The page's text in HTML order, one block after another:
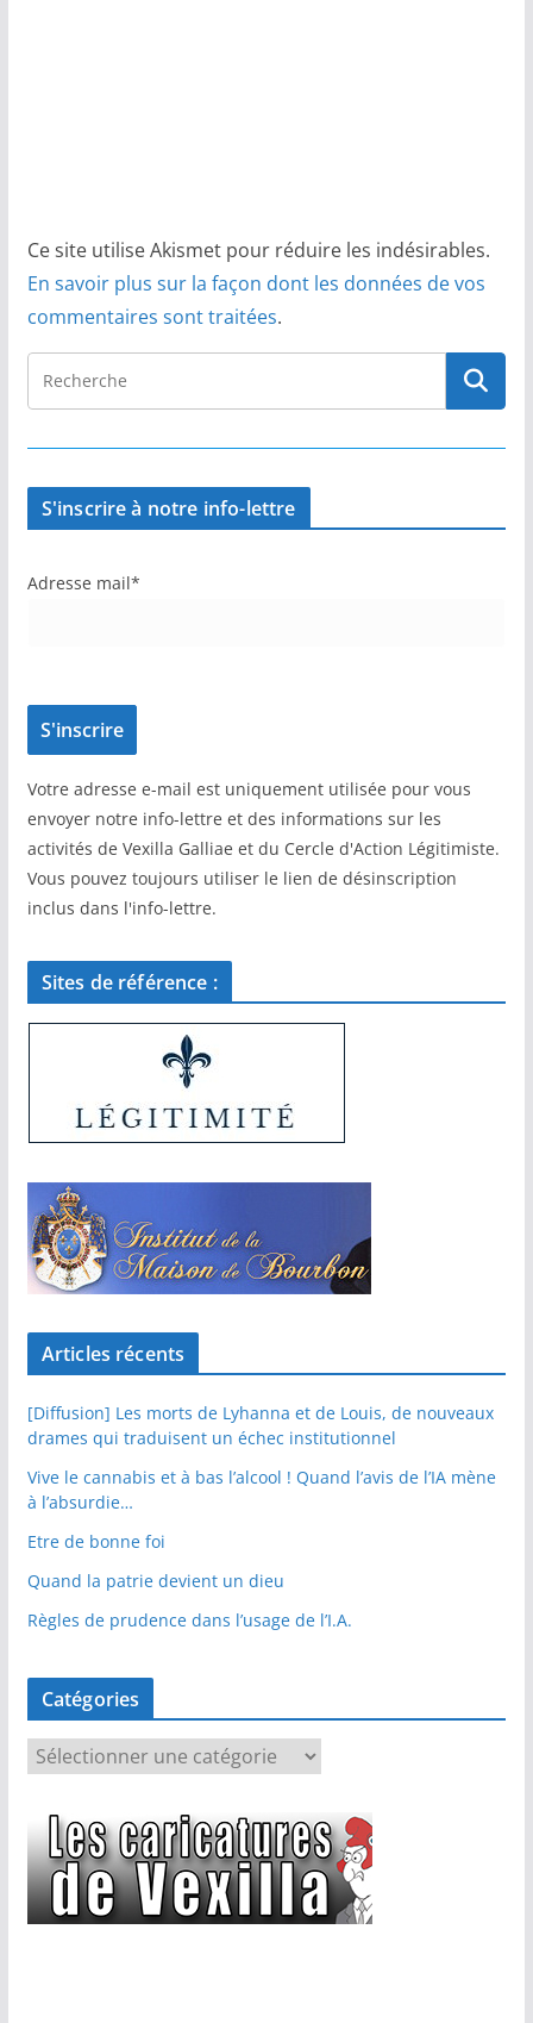
Ce site utilise Akismet pour réduire les indésirables.
En savoir plus sur la façon dont les données de vos
commentaires sont traitées.
S'inscrire à notre info-lettre
Adresse mail*
Votre adresse e-mail est uniquement utilisée pour vous
envoyer notre info-lettre et des informations sur les
activités de Vexilla Galliae et du Cercle d'Action Légitimiste.
Vous pouvez toujours utiliser le lien de désinscription
inclus dans l'info-lettre.
Sites de référence :
Articles récents
[Diffusion] Les morts de Lyhanna et de Louis, de nouveaux
drames qui traduisent un échec institutionnel
Vive le cannabis et à bas l’alcool ! Quand l’avis de l’IA mène
à l’absurdie…
Etre de bonne foi
Quand la patrie devient un dieu
Règles de prudence dans l’usage de l’I.A.
Catégories
a
é
g
o
r